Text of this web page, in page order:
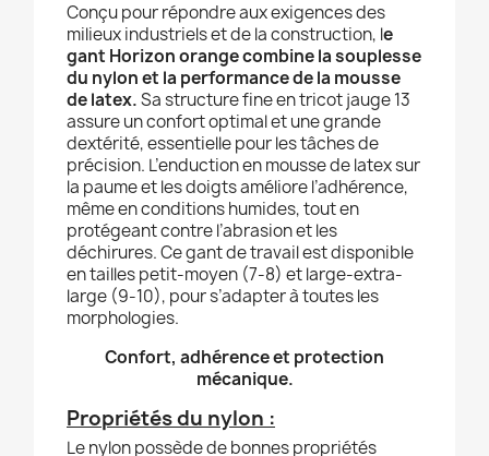
Conçu pour répondre aux exigences des
milieux industriels et de la construction, le
gant Horizon orange combine la souplesse
du nylon et la performance de la mousse
de latex.Sa structure fine en tricot jauge 13
assure un confort optimal et une grande
dextérité, essentielle pour les tâches de
précision. L’enduction en mousse de latex sur
la paume et les doigts améliore l’adhérence,
même en conditions humides, tout en
protégeant contre l’abrasion et les
déchirures. Ce gant de travail est disponible
en tailles petit-moyen (7-8) et large-extra-
large (9-10), pour s’adapter à toutes les
morphologies.
Confort, adhérence et protection
mécanique.
Propriétés du nylon :
Le nylon possède de bonnes propriétés